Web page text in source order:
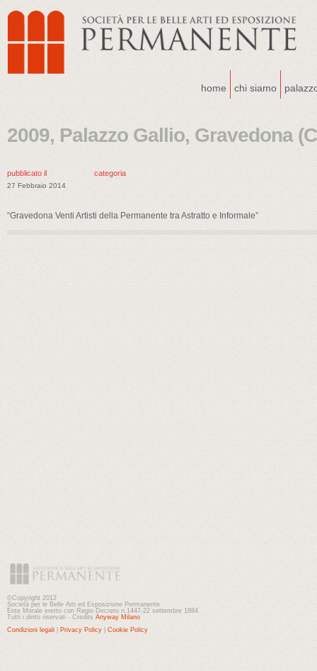
home chi siamo
2009, Palazzo Gallio, Gravedona
pubblicato il
27 Febbraio 2014
categoria
“Gravedona Venti Artisti della Permanente tra Astratto e Informale”
©Copyright 2012
Società per le Belle Arti ed Esposizione Permanente
Ente Morale eretto con Regio Decreto n.1447-22 settembre 1884
Tutti i diritti riservati - Credits Anyway Milano
Condizioni legali
Privacy Policy Cookie Policy